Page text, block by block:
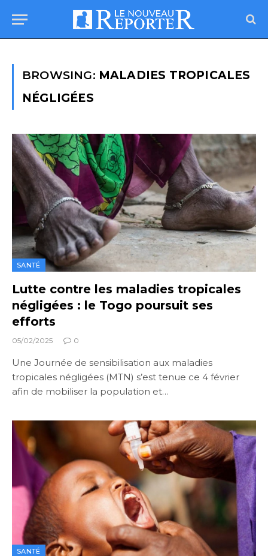
BROWSING: MALADIES TROPICALES
NÉGLIGÉES
SANTÉ
Lutte contre les maladies tropicales
négligées : le Togo poursuit ses
efforts
05/02/2025 0
Une Journée de sensibilisation aux maladies
tropicales négligées (MTN) s’est tenue ce 4 février
afin de mobiliser la population et…
SANTÉ